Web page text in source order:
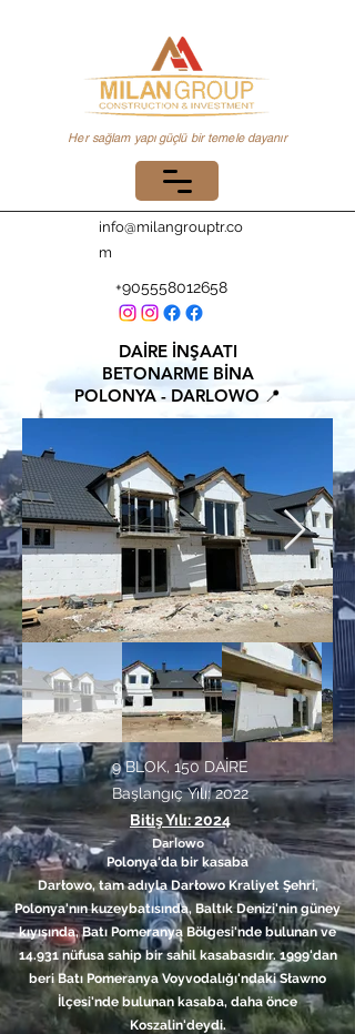
Her sağlam yapı güçlü bir temele dayanır
+905558012658
info@milangrouptr.co
m
DAİRE İNŞAATI
BETONARME BİNA
POLONYA - DARLOWO 📍
9 BLOK, 150 DAİRE
Başlangıç Yılı: 2022
Bitiş Yılı: 2024
Darlowo
Polonya'da bir kasaba
Darłowo, tam adıyla Darłowo Kraliyet Şehri,
Polonya'nın kuzeybatısında, Baltık Denizi'nin güney
kıyısında, Batı Pomeranya Bölgesi'nde bulunan ve
14.931 nüfusa sahip bir sahil kasabasıdır. 1999'dan
beri Batı Pomeranya Voyvodalığı'ndaki Sławno
İlçesi'nde bulunan kasaba, daha önce
Koszalin'deydi.